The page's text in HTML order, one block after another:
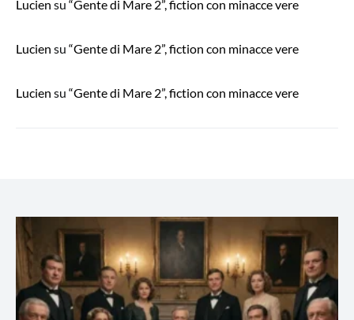
Lucien su “Gente di Mare 2”, fiction con minacce vere
Lucien su “Gente di Mare 2”, fiction con minacce vere
Lucien su “Gente di Mare 2”, fiction con minacce vere